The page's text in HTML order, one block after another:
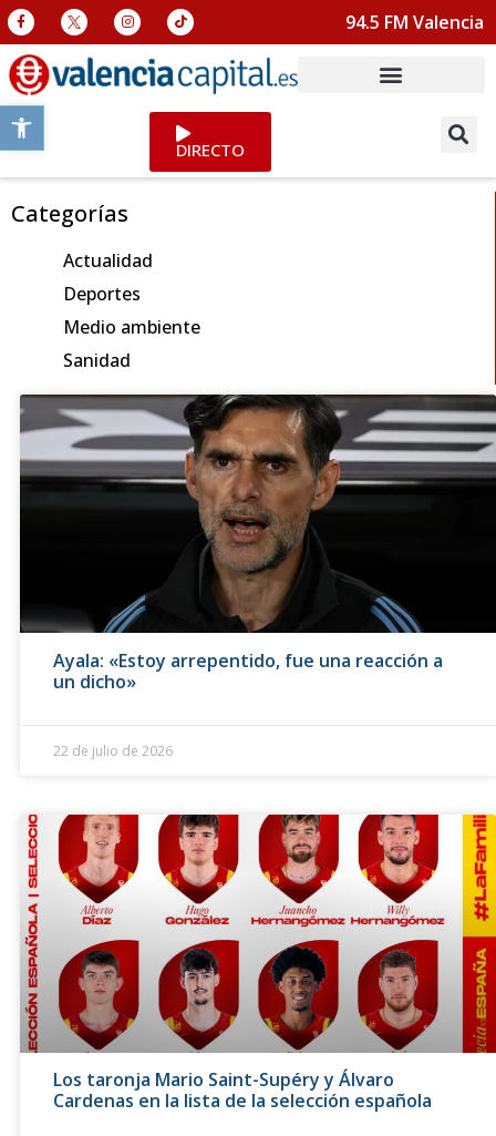
Abrir barra de herramientas
94.5 FM Valencia
DIRECTO
Categorías
Actualidad
Deportes
Medio ambiente
Sanidad
Ayala: «Estoy arrepentido, fue una reacción a
un dicho»
22 de julio de 2026
Los taronja Mario Saint-Supéry y Álvaro
Cardenas en la lista de la selección española